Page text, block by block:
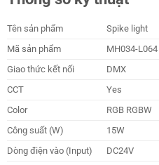
Tên sản phẩm
Spike light
Mã sản phẩm
MH034-L064
Giao thức kết nối
DMX
CCT
Yes
Color
RGB RGBW
Công suất (W)
15W
Dòng điện vào (Input)
DC24V